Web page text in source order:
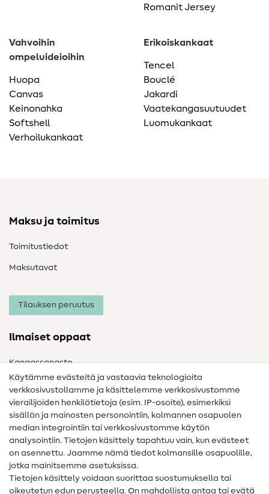
Romanit Jersey
Vahvoihin
ompeluideioihin
Huopa
Canvas
Keinonahka
Softshell
Verhoilukankaat
Erikoiskankaat
Tencel
Bouclé
Jakardi
Vaatekangasuutuudet
Luomukankaat
Maksu ja toimitus
Toimitustiedot
Maksutavat
Tilauksen peruutus
Ilmaiset oppaat
Kangassanasto
Ompelusanasto
Ompeluohjeet
Apua ja yhteystiedot
Yhteystiedot
Tietoa omistajanvaihdoksesta
Käytämme evästeitä ja vastaavia teknologioita
verkkosivustollamme ja käsittelemme verkkosivustomme
vierailijoiden henkilötietoja (esim. IP-osoite), esimerkiksi
sisällön ja mainosten personointiin, kolmannen osapuolen
median integrointiin tai verkkosivustomme käytön
analysointiin. Tietojen käsittely tapahtuu vain, kun evästeet
on asennettu. Jaamme nämä tiedot kolmansille osapuolille,
jotka mainitsemme asetuksissa.
Tietojen käsittely voidaan suorittaa suostumuksella tai
oikeutetun edun perusteella. On mahdollista antaa tai evätä